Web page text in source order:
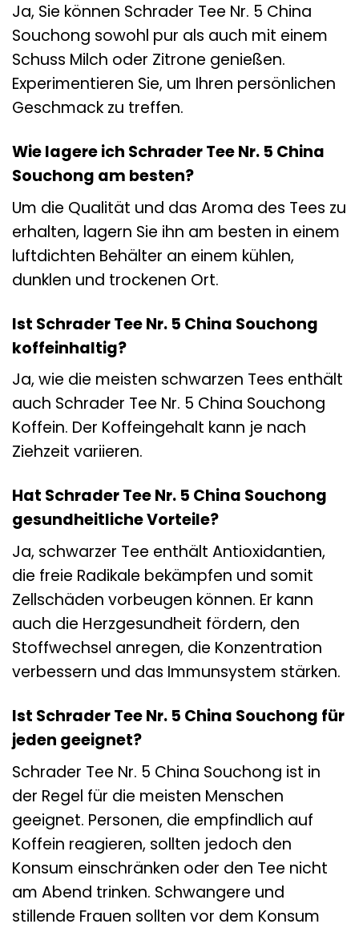
Ja, Sie können Schrader Tee Nr. 5 China
Souchong sowohl pur als auch mit einem
Schuss Milch oder Zitrone genießen.
Experimentieren Sie, um Ihren persönlichen
Geschmack zu treffen.
Wie lagere ich Schrader Tee Nr. 5 China
Souchong am besten?
Um die Qualität und das Aroma des Tees zu
erhalten, lagern Sie ihn am besten in einem
luftdichten Behälter an einem kühlen,
dunklen und trockenen Ort.
Ist Schrader Tee Nr. 5 China Souchong
koffeinhaltig?
Ja, wie die meisten schwarzen Tees enthält
auch Schrader Tee Nr. 5 China Souchong
Koffein. Der Koffeingehalt kann je nach
Ziehzeit variieren.
Hat Schrader Tee Nr. 5 China Souchong
gesundheitliche Vorteile?
Ja, schwarzer Tee enthält Antioxidantien,
die freie Radikale bekämpfen und somit
Zellschäden vorbeugen können. Er kann
auch die Herzgesundheit fördern, den
Stoffwechsel anregen, die Konzentration
verbessern und das Immunsystem stärken.
Ist Schrader Tee Nr. 5 China Souchong für
jeden geeignet?
Schrader Tee Nr. 5 China Souchong ist in
der Regel für die meisten Menschen
geeignet. Personen, die empfindlich auf
Koffein reagieren, sollten jedoch den
Konsum einschränken oder den Tee nicht
am Abend trinken. Schwangere und
stillende Frauen sollten vor dem Konsum